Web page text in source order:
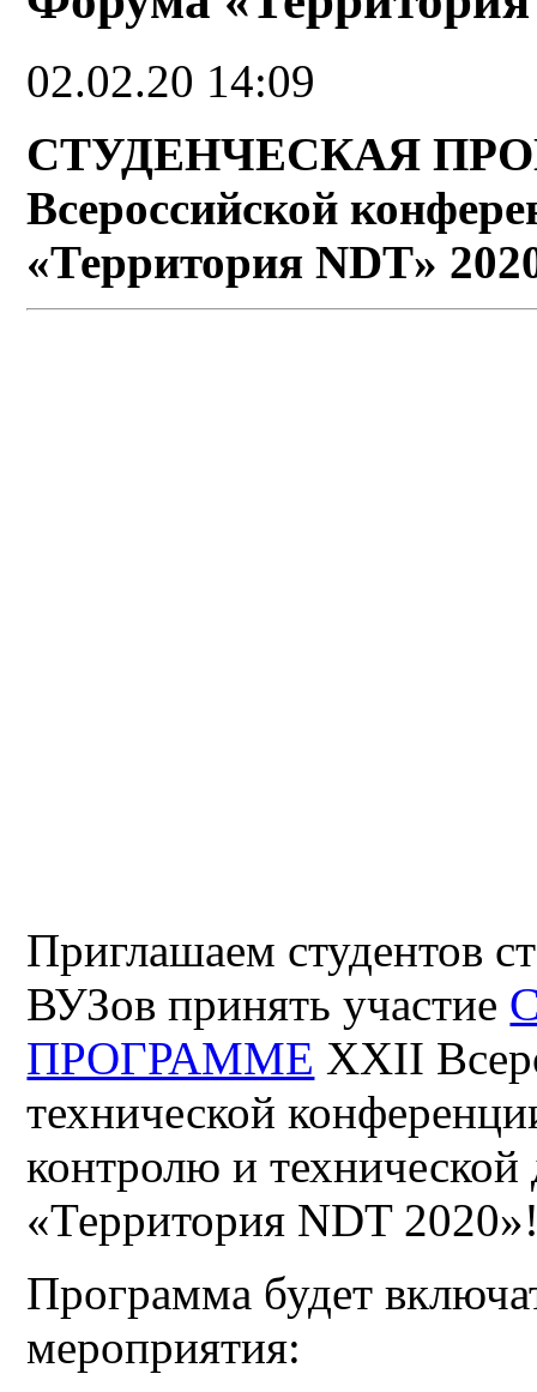
02.02.20 14:09
СТУДЕНЧЕСКАЯ
Всероссийской
«Территория NDT»
Приглашаем студентов
ВУЗов принять участие
ПРОГРАММЕ XXII
технической
контролю и
«Территория NDT
Программа будет
мероприятия: